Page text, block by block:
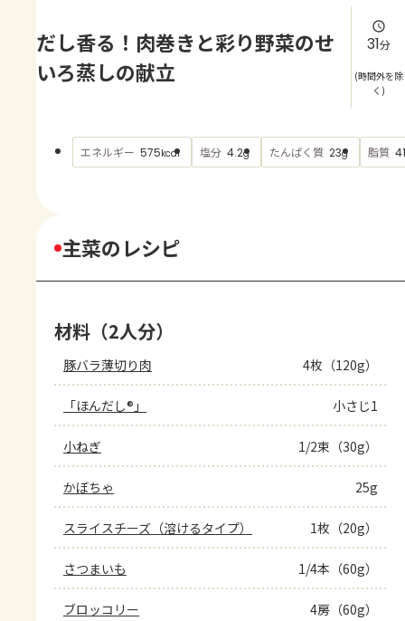
AJINOMOTO PARK とは
だし香る！肉巻きと彩り野菜のせ
いろ蒸しの献立
31分
(時間外を除
く)
エネルギー 575kcal 塩分 4.2g たんぱく質 23g 脂質
主菜のレシピ
材料（2人分）
豚バラ薄切り肉 4枚（120g）
「ほんだし®」 小さじ1
小ねぎ 1/2束（30g）
かぼちゃ 25g
スライスチーズ（溶けるタイプ） 1枚（20g）
さつまいも 1/4本（60g）
ブロッコリー 4房（60g）